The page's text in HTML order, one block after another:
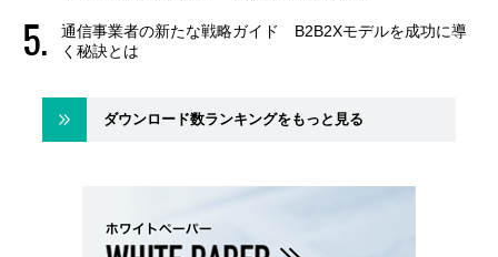
通信事業者の新たな戦略ガイド B2B2Xモデルを成功に導
く秘訣とは
ダウンロード数ランキングをもっと見る